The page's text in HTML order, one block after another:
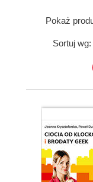
całym świecie,
klocków… Od
uczestniczy w
dla dzieci i
Pokaż
Sortuj wg: